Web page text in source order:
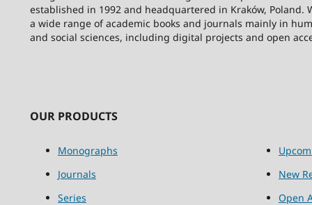
established in 1992 and headquartered in Kraków, Poland.
a wide range of academic books and journals mainly in
and social sciences, including digital projects and open
OUR PRODUCTS
Monographs
Journals
Series
New
Open